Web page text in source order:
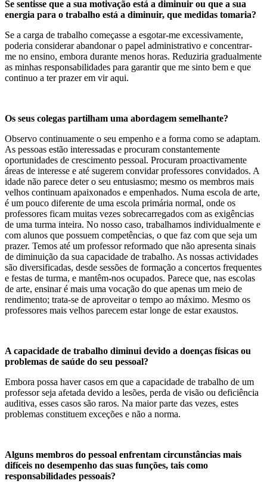
Se sentisse que a sua motivação está a diminuir ou que a sua
energia para o trabalho está a diminuir, que medidas tomaria?
Se a carga de trabalho começasse a esgotar-me excessivamente,
poderia considerar abandonar o papel administrativo e concentrar-
me no ensino, embora durante menos horas. Reduziria gradualmente
as minhas responsabilidades para garantir que me sinto bem e que
continuo a ter prazer em vir aqui.
Os seus colegas partilham uma abordagem semelhante?
Observo continuamente o seu empenho e a forma como se adaptam.
As pessoas estão interessadas e procuram constantemente
oportunidades de crescimento pessoal. Procuram proactivamente
áreas de interesse e até sugerem convidar professores convidados. A
idade não parece deter o seu entusiasmo; mesmo os membros mais
velhos continuam apaixonados e empenhados. Numa escola de arte,
é um pouco diferente de uma escola primária normal, onde os
professores ficam muitas vezes sobrecarregados com as exigências
de uma turma inteira. No nosso caso, trabalhamos individualmente e
com alunos que possuem competências, o que faz com que seja um
prazer. Temos até um professor reformado que não apresenta sinais
de diminuição da sua capacidade de trabalho. As nossas actividades
são diversificadas, desde sessões de formação a concertos frequentes
e festas de turma, e mantêm-nos ocupados. Parece que, nas escolas
de arte, ensinar é mais uma vocação do que apenas um meio de
rendimento; trata-se de aproveitar o tempo ao máximo. Mesmo os
professores mais velhos parecem estar longe de estar exaustos.
A capacidade de trabalho diminui devido a doenças físicas ou
problemas de saúde do seu pessoal?
Embora possa haver casos em que a capacidade de trabalho de um
professor seja afetada devido a lesões, perda de visão ou deficiência
auditiva, esses casos são raros. Na maior parte das vezes, estes
problemas constituem exceções e não a norma.
Alguns membros do pessoal enfrentam circunstâncias mais
difíceis no desempenho das suas funções, tais como
responsabilidades pessoais?